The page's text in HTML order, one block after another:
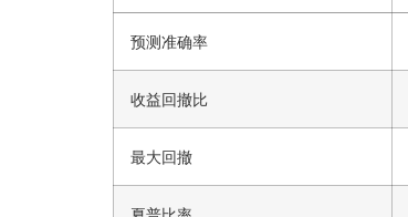
预测准确率
收益回撤比
最大回撤